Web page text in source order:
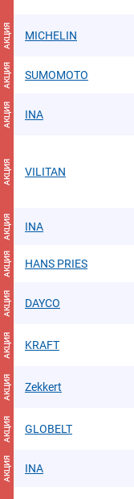
АКЦИЯ MICHELIN
АКЦИЯ SUMOMOTO
АКЦИЯ INA
АКЦИЯ VILITAN
АКЦИЯ INA
АКЦИЯ HANS PRIES
АКЦИЯ DAYCO
АКЦИЯ KRAFT
АКЦИЯ Zekkert
АКЦИЯ GLOBELT
АКЦИЯ INA